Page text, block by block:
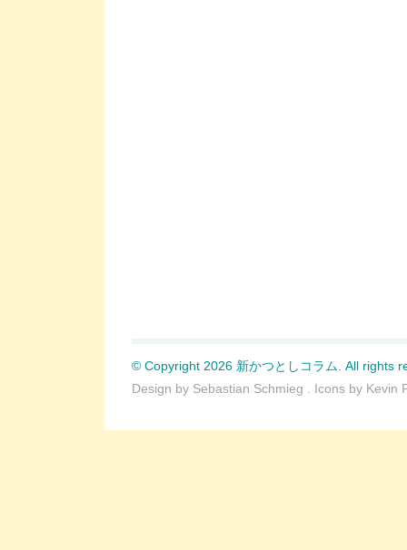
© Copyright 2026 新かつとしコラム. All rights
Design by Sebastian Schmieg . Icons by Kevin